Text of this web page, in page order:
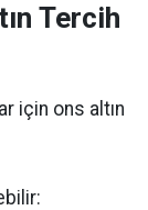
Tercih
için ons altın